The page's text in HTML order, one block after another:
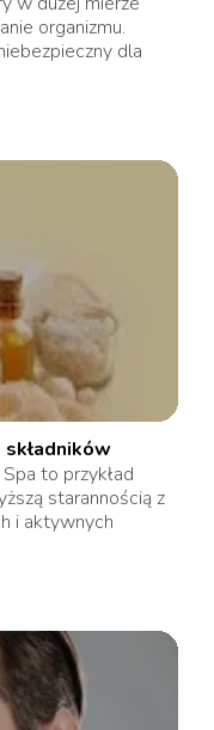
organizmu.
dla
to przykład
starannością z
i aktywnych